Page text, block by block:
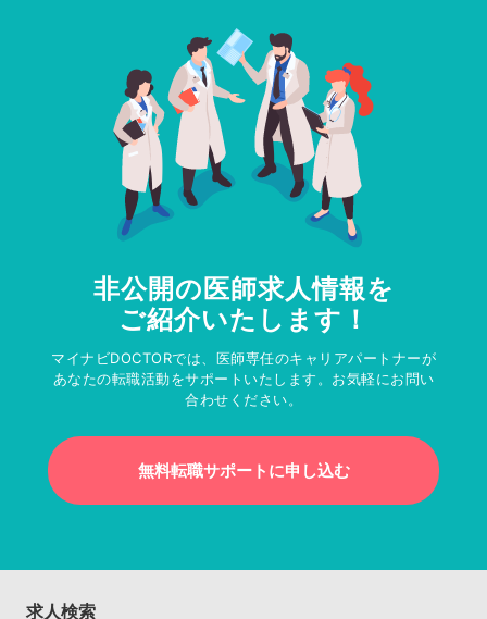
非公開の医師求人情報を
ご紹介いたします！
マイナビDOCTORでは、医師専任のキャリアパートナーが
あなたの転職活動をサポートいたします。お気軽にお問い
合わせください。
無料転職サポートに申し込む
求人検索